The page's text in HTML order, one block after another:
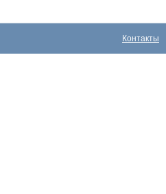
Контакты